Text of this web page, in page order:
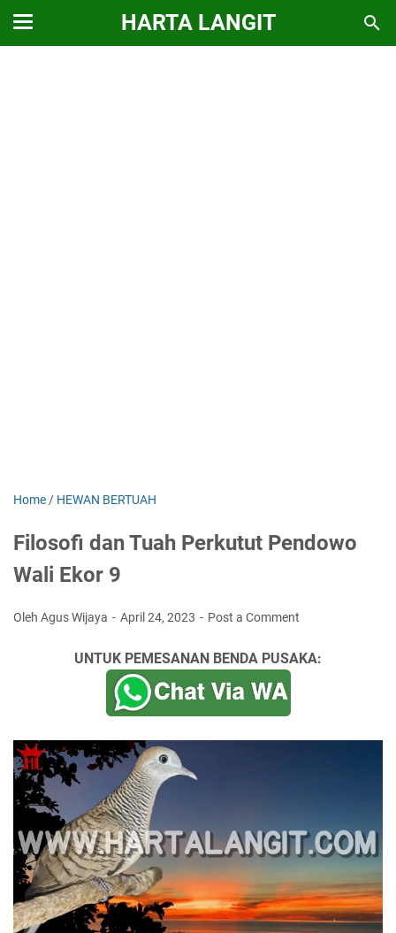
HARTA LANGIT
Home / HEWAN BERTUAH
Filosofi dan Tuah Perkutut Pendowo
Wali Ekor 9
Oleh Agus Wijaya April 24, 2023 Post a Comment
UNTUK PEMESANAN BENDA PUSAKA: